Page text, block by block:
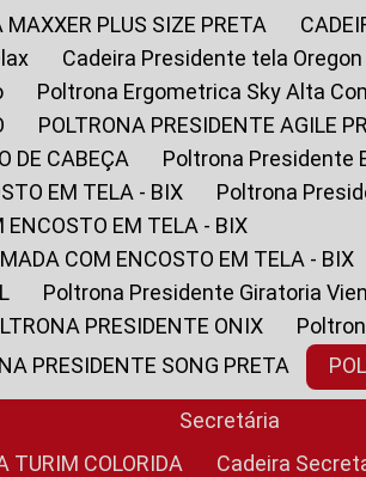
MAXXER PLUS SIZE PRETA
Cadeira Presidente tela
Poltrona Ergometrica Sky Alta
POLTRONA PRESIDENTE AGILE
DE CABEÇA
Poltrona Presidente
EM TELA - BIX
Poltrona
ENCOSTO EM TELA - BIX
COM ENCOSTO EM TELA - BIX
Poltrona Presidente Giratoria
PRESIDENTE ONIX
PRESIDENTE SONG PRETA
Secretária
TURIM COLORIDA
Cadeira